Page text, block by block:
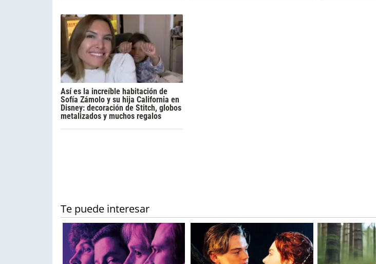
Así es la increíble habitación de
Sofía Zámolo y su hija California en
Disney: decoración de Stitch, globos
metalizados y muchos regalos